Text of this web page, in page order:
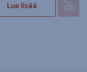
Lue lisää